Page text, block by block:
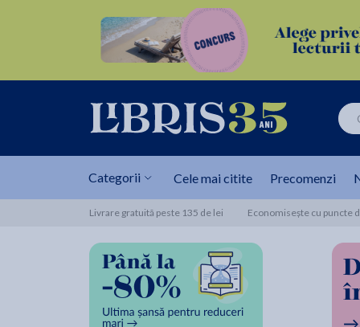
Categorii Cele mai citite Precomenzi
Livrare gratuită peste 135 de lei Economisește cu puncte